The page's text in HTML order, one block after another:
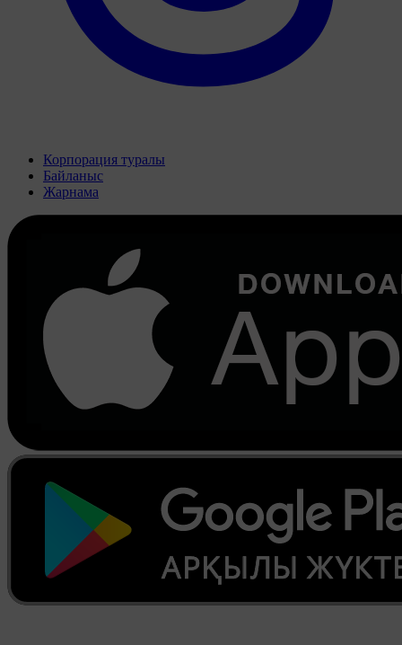
Корпорация туралы
Байланыс
Жарнама